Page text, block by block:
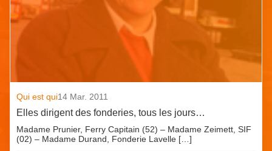
Qui est qui14 Mar. 2011
Elles dirigent des fonderies, tous les jours…
Madame Prunier, Ferry Capitain (52) – Madame Zeimett, SIF
(02) – Madame Durand, Fonderie Lavelle […]